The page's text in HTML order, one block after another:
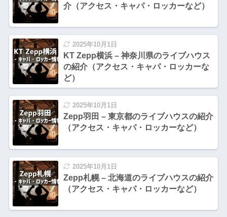
介（アクセス・キャパ・ロッカーなど）
2025年10月1日
KT Zepp横浜 – 神奈川県のライブハウス
の紹介（アクセス・キャパ・ロッカーな
ど）
2025年10月1日
Zepp羽田 – 東京都のライブハウスの紹介
（アクセス・キャパ・ロッカーなど）
2025年10月1日
Zepp札幌 – 北海道のライブハウスの紹介
（アクセス・キャパ・ロッカーなど）